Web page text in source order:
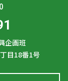
企画班
目18番1号